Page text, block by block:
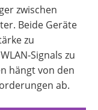
zwischen
Beide Geräte
zu
Signals zu
hängt von den
ab.